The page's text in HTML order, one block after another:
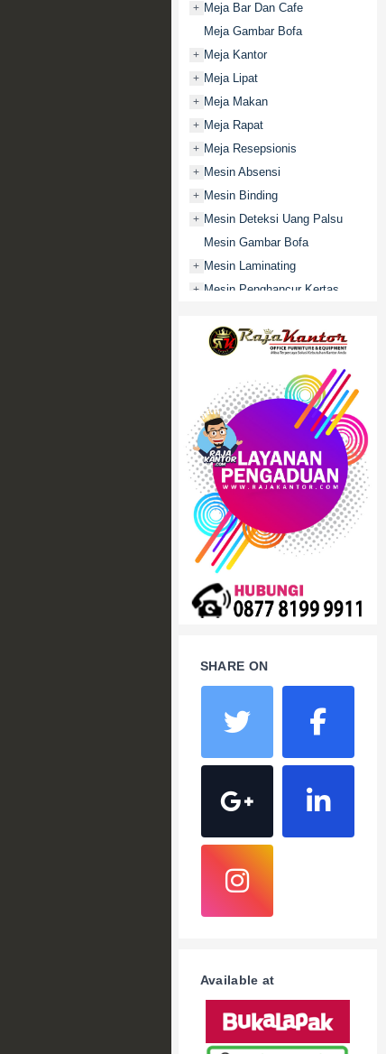
+ Meja Bar Dan Cafe
Meja Gambar Bofa
+ Meja Kantor
+ Meja Lipat
+ Meja Makan
+ Meja Rapat
+ Meja Resepsionis
+ Mesin Absensi
+ Mesin Binding
+ Mesin Deteksi Uang Palsu
Mesin Gambar Bofa
+ Mesin Laminating
+ Mesin Penghancur Kertas
Mobile File / Roll O Pack
Movitex
Paper Cutter
Partisi Kantor
Promo
+ Rak Serbaguna
+ Ranjang Besi
+ Sofa Kantor
+ Springbed
White Board / Papan Tulis
SHARE ON
Available at